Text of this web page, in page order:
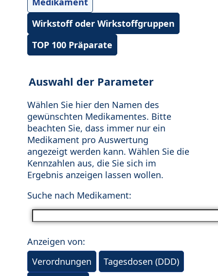
Wirkstoff oder Wirkstoffgruppen
TOP 100 Präparate
Auswahl der Parameter
Wählen Sie hier den Namen des
gewünschten Medikamentes. Bitte
beachten Sie, dass immer nur ein
Medikament pro Auswertung
angezeigt werden kann. Wählen Sie die
Kennzahlen aus, die Sie sich im
Ergebnis anzeigen lassen wollen.
Suche nach Medikament:
Anzeigen von:
Verordnungen
Tagesdosen (DDD)